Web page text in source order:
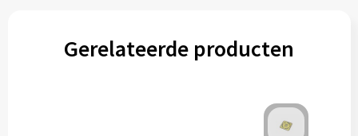
Gerelateerde producten